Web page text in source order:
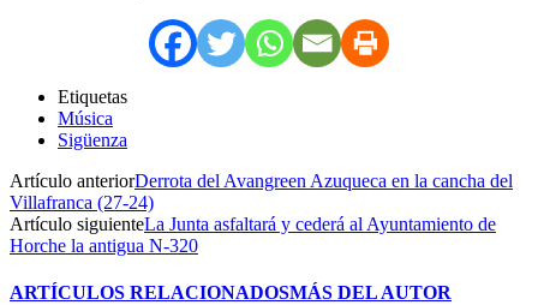
Etiquetas
Música
Sigüenza
Artículo anteriorDerrota del Avangreen Azuqueca en la cancha del
Villafranca (27-24)
Artículo siguienteLa Junta asfaltará y cederá al Ayuntamiento de
Horche la antigua N-320
ARTÍCULOS RELACIONADOSMÁS DEL AUTOR